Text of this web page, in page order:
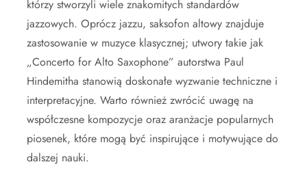
którzy stworzyli wiele znakomitych standardów
jazzowych. Oprócz jazzu, saksofon altowy znajduje
zastosowanie w muzyce klasycznej; utwory takie jak
„Concerto for Alto Saxophone” autorstwa Paul
Hindemitha stanowią doskonałe wyzwanie techniczne i
interpretacyjne. Warto również zwrócić uwagę na
współczesne kompozycje oraz aranżacje popularnych
piosenek, które mogą być inspirujące i motywujące do
dalszej nauki.